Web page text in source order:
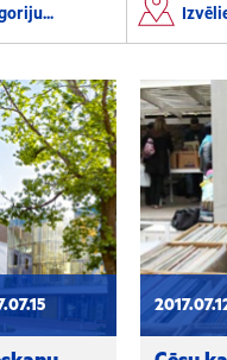
sports
sports